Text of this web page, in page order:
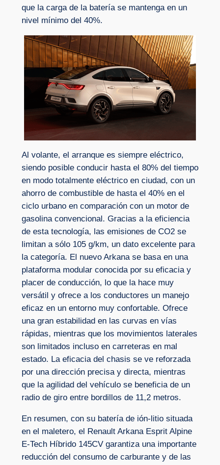
que la carga de la batería se mantenga en un
nivel mínimo del 40%.
Al volante, el arranque es siempre eléctrico,
siendo posible conducir hasta el 80% del tiempo
en modo totalmente eléctrico en ciudad, con un
ahorro de combustible de hasta el 40% en el
ciclo urbano en comparación con un motor de
gasolina convencional. Gracias a la eficiencia
de esta tecnología, las emisiones de CO2 se
limitan a sólo 105 g/km, un dato excelente para
la categoría. El nuevo Arkana se basa en una
plataforma modular conocida por su eficacia y
placer de conducción, lo que la hace muy
versátil y ofrece a los conductores un manejo
eficaz en un entorno muy confortable. Ofrece
una gran estabilidad en las curvas en vías
rápidas, mientras que los movimientos laterales
son limitados incluso en carreteras en mal
estado. La eficacia del chasis se ve reforzada
por una dirección precisa y directa, mientras
que la agilidad del vehículo se beneficia de un
radio de giro entre bordillos de 11,2 metros.
En resumen, con su batería de ión-litio situada
en el maletero, el Renault Arkana Esprit Alpine
E-Tech Híbrido 145CV garantiza una importante
reducción del consumo de carburante y de las